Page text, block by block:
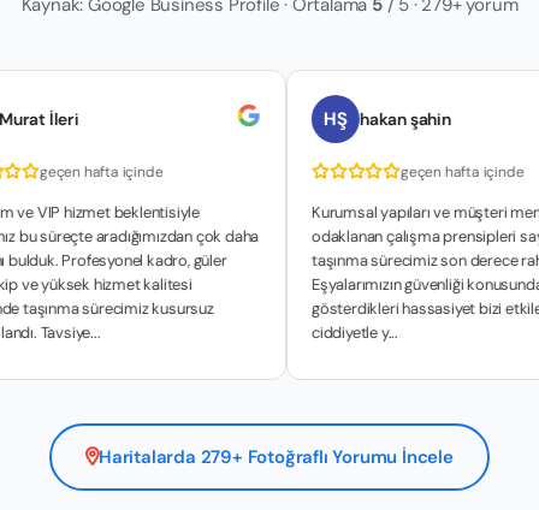
hafta içinde
hizmet beklentisiyle
aradığımızdan çok daha
Profesyonel kadro, güler
hizmet kalitesi
sürecimiz kusursuz
hakan şahin
geçen hafta içinde
Kurumsal yapıları ve müşteri
odaklanan çalışma prensipleri sayesinde
taşınma sürecimiz son derece rahat
Eşyalarımızın güvenliği konusunda
gösterdikleri hassasiyet bizi etkiledi. İşini
ciddiyetle y...
Haritalarda 279+ Fotoğraflı Yorumu İncele